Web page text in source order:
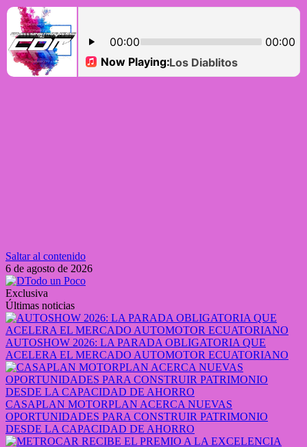
Saltar al contenido
6 de agosto de 2026
Exclusiva
Últimas noticias
AUTOSHOW 2026: LA PARADA OBLIGATORIA QUE
ACELERA EL MERCADO AUTOMOTOR ECUATORIANO
CASAPLAN MOTORPLAN ACERCA NUEVAS
OPORTUNIDADES PARA CONSTRUIR PATRIMONIO
DESDE LA CAPACIDAD DE AHORRO